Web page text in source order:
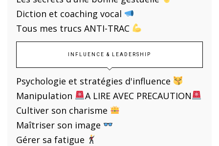
Diction et coaching vocal
Tous mes trucs ANTI-TRAC
INFLUENCE & LEADERSHIP
Psychologie et stratégies d'influence
Manipulation
A LIRE AVEC PRECAUTION
Cultiver son charisme
Maîtriser son image
Gérer sa fatigue